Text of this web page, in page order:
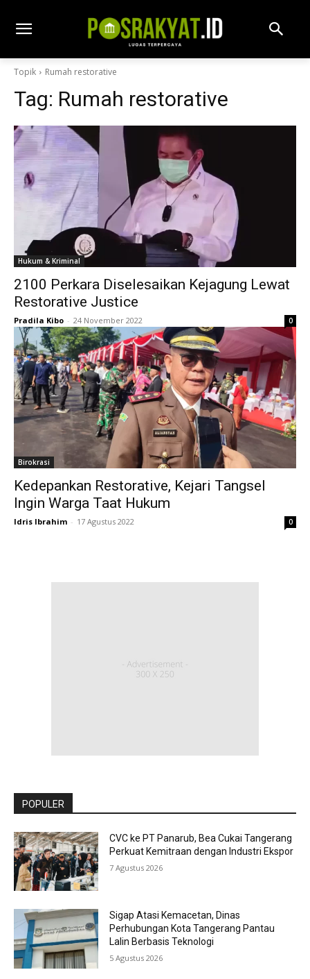
Topik Rumah restorative
Tag: Rumah restorative
Hukum & Kriminal
2100 Perkara Diselesaikan Kejagung Lewat
Restorative Justice
Pradila Kibo - 24 November 2022 0
Birokrasi
Kedepankan Restorative, Kejari Tangsel
Ingin Warga Taat Hukum
Idris Ibrahim - 17 Agustus 2022 0
POPULER
CVC ke PT Panarub, Bea Cukai Tangerang
Perkuat Kemitraan dengan Industri Ekspor
7 Agustus 2026
Sigap Atasi Kemacetan, Dinas
Perhubungan Kota Tangerang Pantau
Lalin Berbasis Teknologi
5 Agustus 2026